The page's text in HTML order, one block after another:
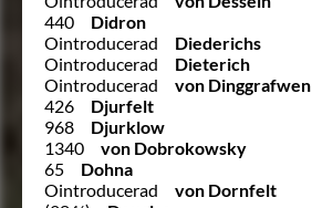
440
Didron
Ointroducerad
Diederichs
Ointroducerad
Dieterich
Ointroducerad
von Dinggrafwen
426
Djurfelt
968
Djurklow
1340
von Dobrokowsky
65
Dohna
Ointroducerad
von Dornfelt